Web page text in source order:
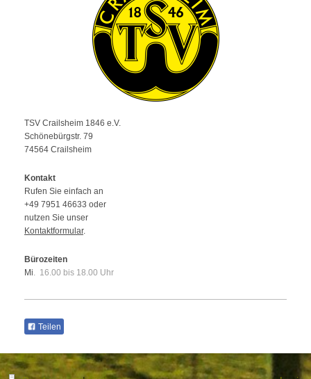
TSV Crailsheim 1846 e.V.
Schönebürgstr. 79
74564 Crailsheim
Kontakt
Rufen Sie einfach an
+49 7951 46633 oder
nutzen Sie unser
Kontaktformular.
Bürozeiten
Mi. 16.00 bis 18.00 Uhr
Teilen